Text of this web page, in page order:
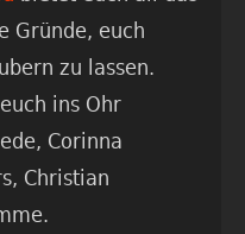
Gründe, euch
zu lassen.
ins Ohr
Corinna
Christian